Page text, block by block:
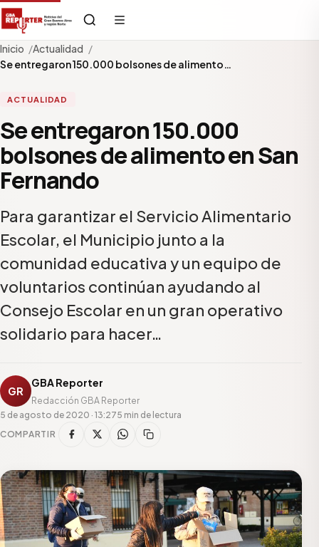
Inicio
Actualidad
Se entregaron 150.000 bolsones de alimento…
ACTUALIDAD
Se entregaron 150.000
bolsones de alimento en San
Fernando
Para garantizar el Servicio Alimentario
Escolar, el Municipio junto a la
comunidad educativa y un equipo de
voluntarios continúan ayudando al
Consejo Escolar en un gran operativo
solidario para hacer…
GR
GBA Reporter
Redacción GBA Reporter
5 de agosto de 2020 · 13:275 min de lectura
COMPARTIR